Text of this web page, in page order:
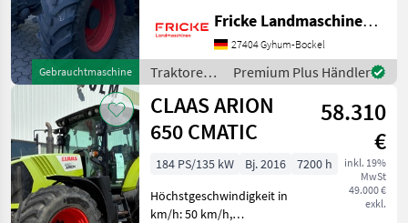
Gebrauchtmaschine
Frontkraftheber,
Frontzapfwelle,
schwenkbare Kotflügel
vorne, K80 Festanbau,
automatische
Fricke Landmaschinen GmbH
27404 Gyhum-Bockel
Traktoren /
Claas
Premium Plus Händler
CLAAS ARION
650 CMATIC
58.310
€
inkl. 19%
MwSt
49.000 €
exkl.
184 PS/135 kW Bj. 2016
7200 h
Höchstgeschwindigkeit in
km/h: 50 km/h,